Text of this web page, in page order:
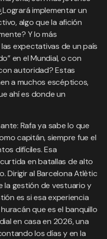
implementar un
algo que la afición
Y lo más
expectativas de un país
en el Mundial, o con
autoridad? Estas
a muchos escépticos,
ahí es donde un
Rafa ya sabe lo que
capitán, siempre fue el
difíciles. Esa
en batallas de alto
Dirigir al Barcelona Atlètic
la gestión de vestuario y
es si esa experiencia
que es el banquillo
en casa en 2026, una
los días y en la